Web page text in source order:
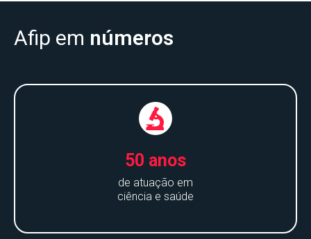
Afip em números
50 anos
de atuação em
ciência e saúde